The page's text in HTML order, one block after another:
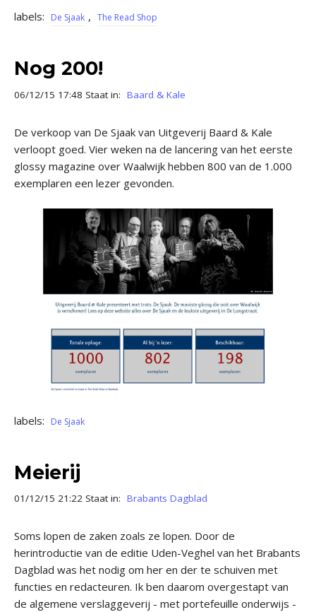
labels: De Sjaak , The Read Shop
Nog 200!
06/12/15 17:48 Staat in: Baard & Kale
De verkoop van De Sjaak van Uitgeverij Baard & Kale
verloopt goed. Vier weken na de lancering van het eerste
glossy magazine over Waalwijk hebben 800 van de 1.000
exemplaren een lezer gevonden.
labels: De Sjaak
Meierij
01/12/15 21:22 Staat in: Brabants Dagblad
Soms lopen de zaken zoals ze lopen. Door de
herintroductie van de editie Uden-Veghel van het Brabants
Dagblad was het nodig om her en der te schuiven met
functies en redacteuren. Ik ben daarom overgestapt van
de algemene verslaggeverij - met portefeuille onderwijs -